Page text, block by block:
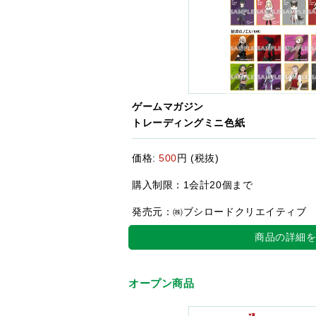
ゲームマガジン
トレーディングミニ色紙
価格:500円 (税抜)
購入制限：1会計20個まで
発売元：㈱ブシロードクリエイティブ
商品の詳細
オープン商品